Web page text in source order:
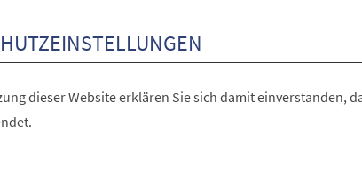
dieser Website erklären Sie sich damit einverstanden,